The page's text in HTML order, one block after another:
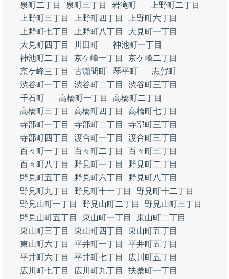
泉町二丁目
泉町三丁目 岩滝町
上野町二丁目
上野町三丁目
上野町四丁目
上野町六丁目
上野町七丁目
上野町八丁目
大見町一丁目
大見町四丁目
川田町
神池町一丁目
神池町二丁目
京ケ峰一丁目
京ケ峰二丁目
京ケ峰三丁目
古瀬間町 琴平町
志賀町
渋谷町一丁目
渋谷町二丁目
渋谷町三丁目
千石町
高橋町一丁目
高橋町二丁目
高橋町三丁目
高橋町四丁目
高橋町七丁目
寺部町一丁目
寺部町二丁目
寺部町三丁目
寺部町四丁目
渡合町一丁目
渡合町三丁目
百々町一丁目
百々町二丁目
百々町三丁目
百々町八丁目
野見町一丁目
野見町二丁目
野見町五丁目
野見町六丁目
野見町八丁目
野見町九丁目
野見町十一丁目
野見町十二丁目
野見山町一丁目
野見山町二丁目
野見山町三丁目
野見山町五丁目
東山町一丁目
東山町二丁目
東山町三丁目
東山町四丁目
東山町五丁目
東山町六丁目
平井町一丁目
平井町五丁目
平井町六丁目
平井町七丁目
広川町五丁目
広川町七丁目
広川町九丁目
扶桑町一丁目